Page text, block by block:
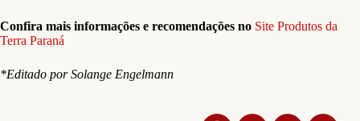
Confira mais informações e recomendações no Site Produtos da
Terra Paraná
*Editado por Solange Engelmann